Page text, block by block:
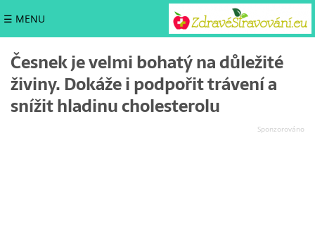
☰ MENU
Česnek je velmi bohatý na důležité
živiny. Dokáže i podpořit trávení a
snížit hladinu cholesterolu